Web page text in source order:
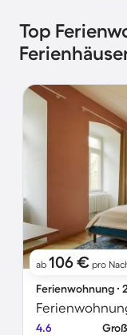
Top
ab 106 € pro
Ferienwohnung ∙
4.6